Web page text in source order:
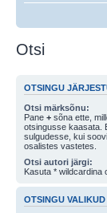
Otsi
OTSINGU
Otsi märksõnu:
Pane + sõna ette,
otsingusse kaasata.
sulgudesse, kui soovid, et ainult ühe sõnaga otsitaks. Kasuta * wildcardina
osalistes vastetes.
Otsi autori järgi:
Kasuta * wildcardina
OTSINGU VALIKUD